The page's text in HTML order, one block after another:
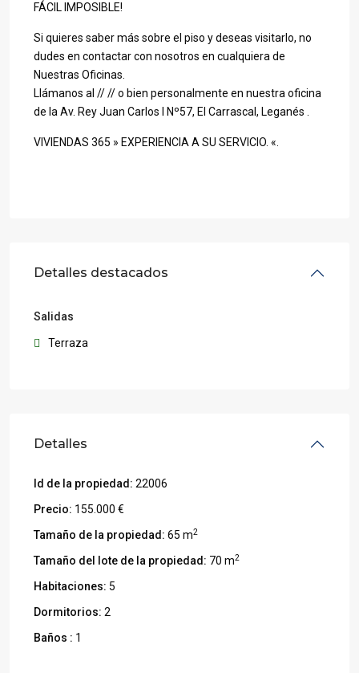
FÁCIL IMPOSIBLE!
Si quieres saber más sobre el piso y deseas visitarlo, no
dudes en contactar con nosotros en cualquiera de
Nuestras Oficinas.
Llámanos al // // o bien personalmente en nuestra oficina
de la Av. Rey Juan Carlos I Nº57, El Carrascal, Leganés .
VIVIENDAS 365 » EXPERIENCIA A SU SERVICIO. «.
Detalles destacados
Salidas
Terraza
Detalles
Id de la propiedad: 22006
Precio: 155.000 €
Tamaño de la propiedad: 65 m2
Tamaño del lote de la propiedad: 70 m2
Habitaciones: 5
Dormitorios: 2
Baños : 1